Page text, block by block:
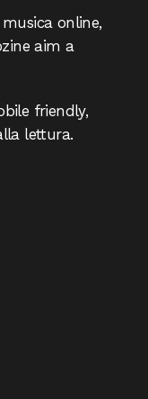
online,
aim a
friendly,
lettura.